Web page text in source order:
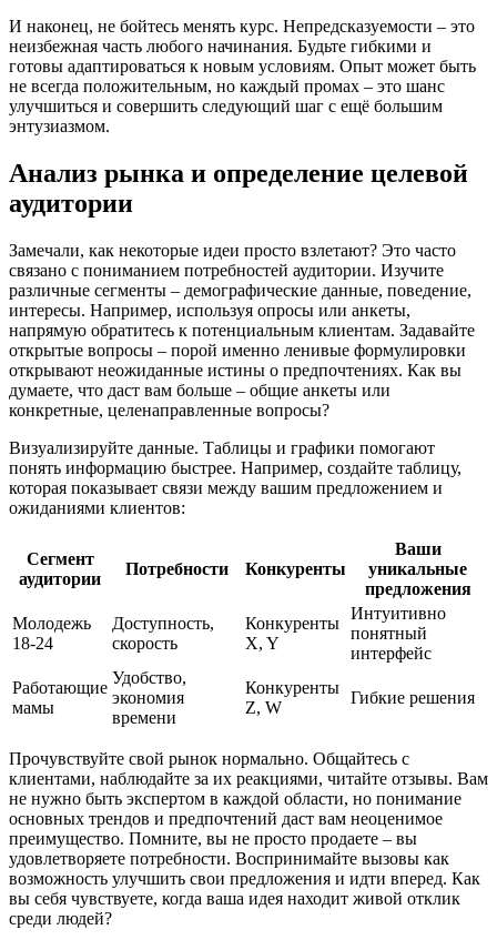
И наконец, не бойтесь менять курс. Непредсказуемости – это
неизбежная часть любого начинания. Будьте гибкими и
готовы адаптироваться к новым условиям. Опыт может быть
не всегда положительным, но каждый промах – это шанс
улучшиться и совершить следующий шаг с ещё большим
энтузиазмом.
Анализ рынка и определение целевой
аудитории
Замечали, как некоторые идеи просто взлетают? Это часто
связано с пониманием потребностей аудитории. Изучите
различные сегменты – демографические данные, поведение,
интересы. Например, используя опросы или анкеты,
напрямую обратитесь к потенциальным клиентам. Задавайте
открытые вопросы – порой именно ленивые формулировки
открывают неожиданные истины о предпочтениях. Как вы
думаете, что даст вам больше – общие анкеты или
конкретные, целенаправленные вопросы?
Визуализируйте данные. Таблицы и графики помогают
понять информацию быстрее. Например, создайте таблицу,
которая показывает связи между вашим предложением и
ожиданиями клиентов:
Сегмент
аудитории
Потребности Конкуренты
Ваши
уникальные
предложения
Молодежь
18-24
Доступность,
скорость
Конкуренты
X, Y
Интуитивно
понятный
интерфейс
Работающие
мамы
Удобство,
экономия
времени
Конкуренты
Z, W
Гибкие решения
Прочувствуйте свой рынок нормально. Общайтесь с
клиентами, наблюдайте за их реакциями, читайте отзывы. Вам
не нужно быть экспертом в каждой области, но понимание
основных трендов и предпочтений даст вам неоценимое
преимущество. Помните, вы не просто продаете – вы
удовлетворяете потребности. Воспринимайте вызовы как
возможность улучшить свои предложения и идти вперед. Как
вы себя чувствуете, когда ваша идея находит живой отклик
среди людей?